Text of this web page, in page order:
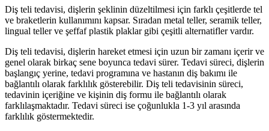
Diş teli tedavisi, dişlerin şeklinin düzeltilmesi için farklı çeşitlerde tel
ve braketlerin kullanımını kapsar. Sıradan metal teller, seramik teller,
lingual teller ve şeffaf plastik plaklar gibi çeşitli alternatifler vardır.
Diş teli tedavisi, dişlerin hareket etmesi için uzun bir zamanı içerir ve
genel olarak birkaç sene boyunca tedavi sürer. Tedavi süreci, dişlerin
başlangıç yerine, tedavi programına ve hastanın diş bakımı ile
bağlantılı olarak farklılık gösterebilir. Diş teli tedavisinin süreci,
tedavinin içeriğine ve kişinin diş formu ile bağlantılı olarak
farklılaşmaktadır. Tedavi süreci ise çoğunlukla 1-3 yıl arasında
farklılık göstermektedir.